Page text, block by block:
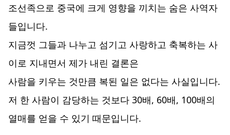
조선족으로 중국에 크게 영향을 끼치는 숨은 사역자
들입니다.
지금껏 그들과 나누고 섬기고 사랑하고 축복하는 사
이로 지내면서 제가 내린 결론은
사람을 키우는 것만큼 복된 일은 없다는 사실입니다.
저 한 사람이 감당하는 것보다 30배, 60배, 100배의
열매를 얻을 수 있기 때문입니다.